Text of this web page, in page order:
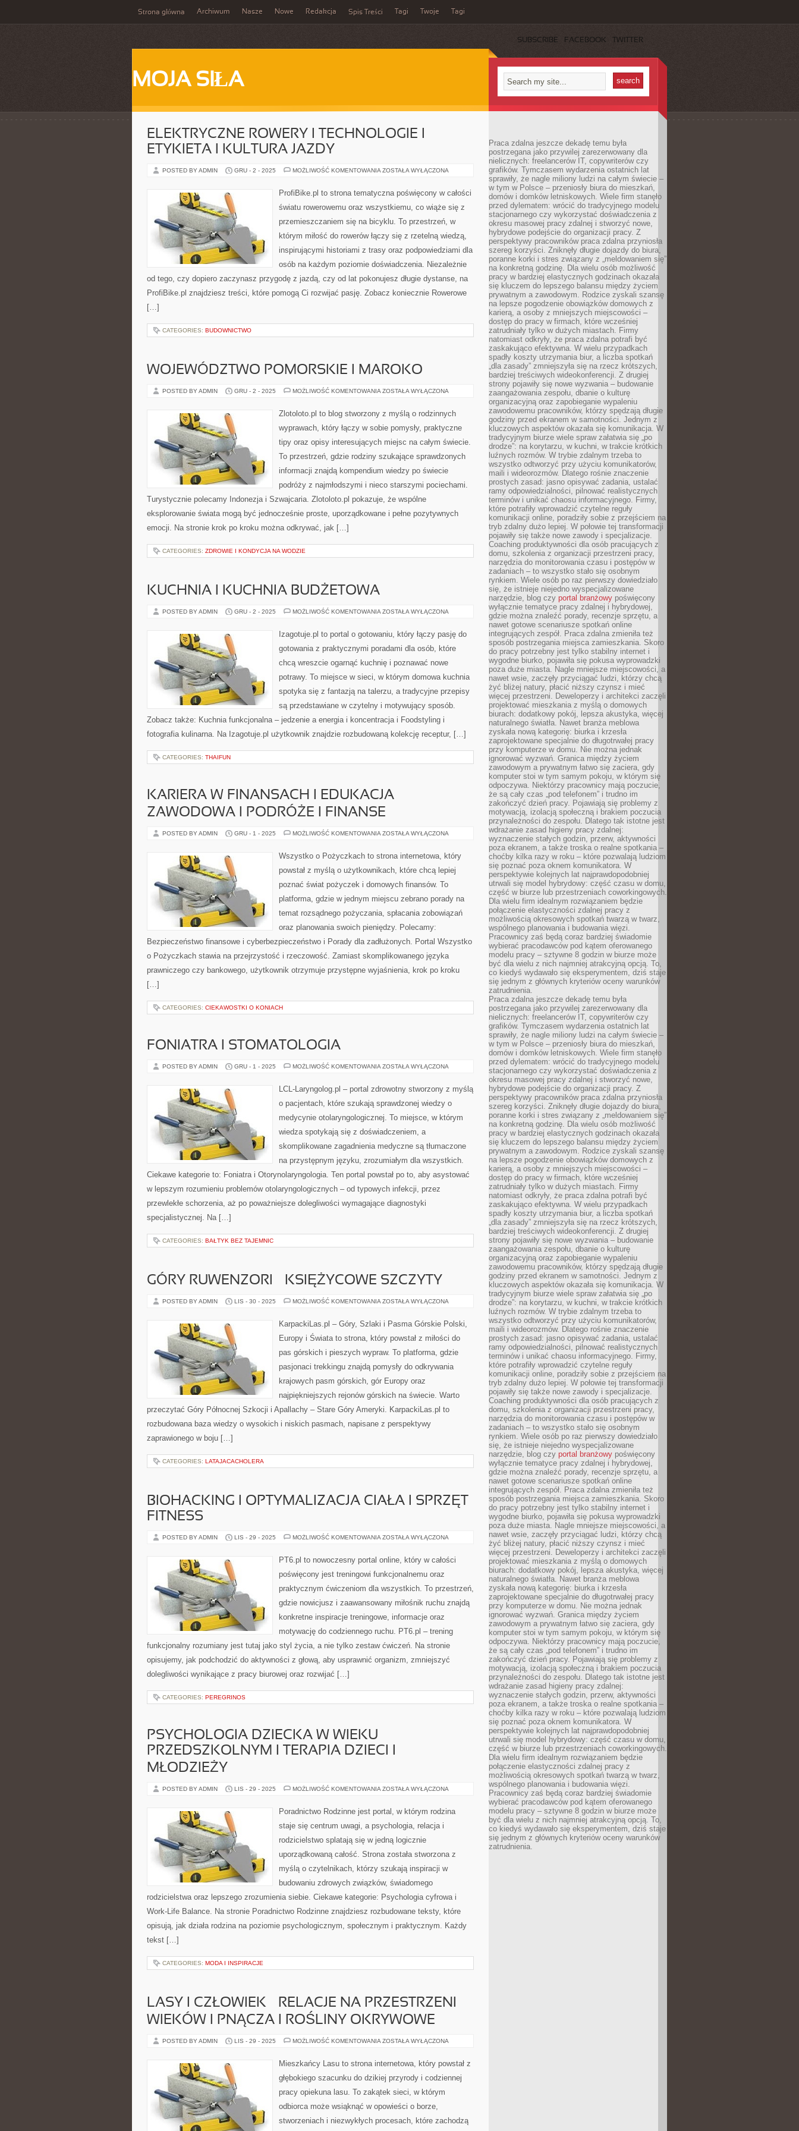
Strona główna Archiwum Nasze Nowe Redakcja Spis Treści Tagi Twoje Tagi
SUBSCRIBE FACEBOOK TWITTER
MOJA SIŁA
ELEKTRYCZNE ROWERY I TECHNOLOGIE I
ETYKIETA I KULTURA JAZDY
POSTED BY ADMIN GRU - 2 - 2025 MOŻLIWOŚĆ KOMENTOWANIA ELEKTRYCZNE
TECHNOLOGIE
I
I
JAZDY
ZOSTAŁA WYŁĄCZONA
ProfiBike.pl to strona tematyczna poświęcony w całości
światu rowerowemu oraz wszystkiemu, co wiąże się z
przemieszczaniem się na bicyklu. To przestrzeń, w
którym miłość do rowerów łączy się z rzetelną wiedzą,
inspirującymi historiami z trasy oraz podpowiedziami dla
osób na każdym poziomie doświadczenia. Niezależnie
od tego, czy dopiero zaczynasz przygodę z jazdą, czy od lat pokonujesz długie dystanse, na
ProfiBike.pl znajdziesz treści, które pomogą Ci rozwijać pasję. Zobacz koniecznie Rowerowe
[…]
CATEGORIES: BUDOWNICTWO
WOJEWÓDZTWO POMORSKIE I MAROKO
POSTED BY ADMIN GRU - 2 - 2025 MOŻLIWOŚĆ KOMENTOWANIA WOJEWÓDZTWO
MAROKO
ZOSTAŁA WYŁĄCZONA
Zlotoloto.pl to blog stworzony z myślą o rodzinnych
wyprawach, który łączy w sobie pomysły, praktyczne
tipy oraz opisy interesujących miejsc na całym świecie.
To przestrzeń, gdzie rodziny szukające sprawdzonych
informacji znajdą kompendium wiedzy po świecie
podróży z najmłodszymi i nieco starszymi pociechami.
Turystycznie polecamy Indonezja i Szwajcaria. Zlotoloto.pl pokazuje, że wspólne
eksplorowanie świata mogą być jednocześnie proste, uporządkowane i pełne pozytywnych
emocji. Na stronie krok po kroku można odkrywać, jak […]
CATEGORIES: ZDROWIE I KONDYCJA NA WODZIE
KUCHNIA I KUCHNIA BUDŻETOWA
POSTED BY ADMIN GRU - 2 - 2025 MOŻLIWOŚĆ KOMENTOWANIA KUCHNIA
BUDŻETOWA
ZOSTAŁA WYŁĄCZONA
Izagotuje.pl to portal o gotowaniu, który łączy pasję do
gotowania z praktycznymi poradami dla osób, które
chcą wreszcie ogarnąć kuchnię i poznawać nowe
potrawy. To miejsce w sieci, w którym domowa kuchnia
spotyka się z fantazją na talerzu, a tradycyjne przepisy
są przedstawiane w czytelny i motywujący sposób.
Zobacz także: Kuchnia funkcjonalna – jedzenie a energia i koncentracja i Foodstyling i
fotografia kulinarna. Na Izagotuje.pl użytkownik znajdzie rozbudowaną kolekcję receptur, […]
CATEGORIES: THAIFUN
KARIERA W FINANSACH I EDUKACJA
ZAWODOWA I PODRÓŻE I FINANSE
POSTED BY ADMIN GRU - 1 - 2025 MOŻLIWOŚĆ KOMENTOWANIA KARIERA
I
EDUKACJA
I
I
ZOSTAŁA WYŁĄCZONA
Wszystko o Pożyczkach to strona internetowa, który
powstał z myślą o użytkownikach, które chcą lepiej
poznać świat pożyczek i domowych finansów. To
platforma, gdzie w jednym miejscu zebrano porady na
temat rozsądnego pożyczania, spłacania zobowiązań
oraz planowania swoich pieniędzy. Polecamy:
Bezpieczeństwo finansowe i cyberbezpieczeństwo i Porady dla zadłużonych. Portal Wszystko
o Pożyczkach stawia na przejrzystość i rzeczowość. Zamiast skomplikowanego języka
prawniczego czy bankowego, użytkownik otrzymuje przystępne wyjaśnienia, krok po kroku
[…]
CATEGORIES: CIEKAWOSTKI O KONIACH
FONIATRA I STOMATOLOGIA
POSTED BY ADMIN GRU - 1 - 2025 MOŻLIWOŚĆ KOMENTOWANIA FONIATRA
ZOSTAŁA WYŁĄCZONA
LCL-Laryngolog.pl – portal zdrowotny stworzony z myślą
o pacjentach, które szukają sprawdzonej wiedzy o
medycynie otolaryngologicznej. To miejsce, w którym
wiedza spotykają się z doświadczeniem, a
skomplikowane zagadnienia medyczne są tłumaczone
na przystępnym języku, zrozumiałym dla wszystkich.
Ciekawe kategorie to: Foniatra i Otorynolaryngologia. Ten portal powstał po to, aby asystować
w lepszym rozumieniu problemów otolaryngologicznych – od typowych infekcji, przez
przewlekłe schorzenia, aż po poważniejsze dolegliwości wymagające diagnostyki
specjalistycznej. Na […]
CATEGORIES: BAŁTYK BEZ TAJEMNIC
GÓRY RUWENZORI – KSIĘŻYCOWE SZCZYTY
POSTED BY ADMIN LIS - 30 - 2025 MOŻLIWOŚĆ KOMENTOWANIA GÓRY
KSIĘŻYCOWE
SZCZYTY
ZOSTAŁA WYŁĄCZONA
KarpackiLas.pl – Góry, Szlaki i Pasma Górskie Polski,
Europy i Świata to strona, który powstał z miłości do
pas górskich i pieszych wypraw. To platforma, gdzie
pasjonaci trekkingu znajdą pomysły do odkrywania
krajowych pasm górskich, gór Europy oraz
najpiękniejszych rejonów górskich na świecie. Warto
przeczytać Góry Północnej Szkocji i Apallachy – Stare Góry Ameryki. KarpackiLas.pl to
rozbudowana baza wiedzy o wysokich i niskich pasmach, napisane z perspektywy
zaprawionego w boju […]
CATEGORIES: LATAJACACHOLERA
BIOHACKING I OPTYMALIZACJA CIAŁA I SPRZĘT
FITNESS
POSTED BY ADMIN LIS - 29 - 2025 MOŻLIWOŚĆ KOMENTOWANIA BIOHACKING
CIAŁA
I
FITNESS
ZOSTAŁA WYŁĄCZONA
PT6.pl to nowoczesny portal online, który w całości
poświęcony jest treningowi funkcjonalnemu oraz
praktycznym ćwiczeniom dla wszystkich. To przestrzeń,
gdzie nowicjusz i zaawansowany miłośnik ruchu znajdą
konkretne inspiracje treningowe, informacje oraz
motywację do codziennego ruchu. PT6.pl – trening
funkcjonalny rozumiany jest tutaj jako styl życia, a nie tylko zestaw ćwiczeń. Na stronie
opisujemy, jak podchodzić do aktywności z głową, aby usprawnić organizm, zmniejszyć
dolegliwości wynikające z pracy biurowej oraz rozwijać […]
CATEGORIES: PEREGRINOS
PSYCHOLOGIA DZIECKA W WIEKU
PRZEDSZKOLNYM I TERAPIA DZIECI I
MŁODZIEŻY
POSTED BY ADMIN LIS - 29 - 2025 MOŻLIWOŚĆ KOMENTOWANIA PSYCHOLOGIA
WIEKU
PRZEDSZKOLNYM
TERAPIA
I
ZOSTAŁA WYŁĄCZONA
Poradnictwo Rodzinne jest portal, w którym rodzina
staje się centrum uwagi, a psychologia, relacja i
rodzicielstwo splatają się w jedną logicznie
uporządkowaną całość. Strona została stworzona z
myślą o czytelnikach, którzy szukają inspiracji w
budowaniu zdrowych związków, świadomego
rodzicielstwa oraz lepszego zrozumienia siebie. Ciekawe kategorie: Psychologia cyfrowa i
Work-Life Balance. Na stronie Poradnictwo Rodzinne znajdziesz rozbudowane teksty, które
opisują, jak działa rodzina na poziomie psychologicznym, społecznym i praktycznym. Każdy
tekst […]
CATEGORIES: MODA I INSPIRACJE
LASY I CZŁOWIEK – RELACJE NA PRZESTRZENI
WIEKÓW I PNĄCZA I ROŚLINY OKRYWOWE
POSTED BY ADMIN LIS - 29 - 2025 MOŻLIWOŚĆ KOMENTOWANIA LASY
–
RELACJE
PRZESTRZENI
I
I
OKRYWOWE
ZOSTAŁA WYŁĄCZONA
Mieszkańcy Lasu to strona internetowa, który powstał z
głębokiego szacunku do dzikiej przyrody i codziennej
pracy opiekuna lasu. To zakątek sieci, w którym
odbiorca może wsiąknąć w opowieści o borze,
stworzeniach i niezwykłych procesach, które zachodzą
Praca zdalna jeszcze dekadę temu była
postrzegana jako przywilej zarezerwowany dla
nielicznych: freelancerów IT, copywriterów czy
grafików. Tymczasem wydarzenia ostatnich lat
sprawiły, że nagle miliony ludzi na całym świecie –
w tym w Polsce – przeniosły biura do mieszkań,
domów i domków letniskowych. Wiele firm stanęło
przed dylematem: wrócić do tradycyjnego modelu
stacjonarnego czy wykorzystać doświadczenia z
okresu masowej pracy zdalnej i stworzyć nowe,
hybrydowe podejście do organizacji pracy. Z
perspektywy pracowników praca zdalna przyniosła
szereg korzyści. Zniknęły długie dojazdy do biura,
poranne korki i stres związany z „meldowaniem się”
na konkretną godzinę. Dla wielu osób możliwość
pracy w bardziej elastycznych godzinach okazała
się kluczem do lepszego balansu między życiem
prywatnym a zawodowym. Rodzice zyskali szansę
na lepsze pogodzenie obowiązków domowych z
karierą, a osoby z mniejszych miejscowości –
dostęp do pracy w firmach, które wcześniej
zatrudniały tylko w dużych miastach. Firmy
natomiast odkryły, że praca zdalna potrafi być
zaskakująco efektywna. W wielu przypadkach
spadły koszty utrzymania biur, a liczba spotkań
„dla zasady” zmniejszyła się na rzecz krótszych,
bardziej treściwych wideokonferencji. Z drugiej
strony pojawiły się nowe wyzwania – budowanie
zaangażowania zespołu, dbanie o kulturę
organizacyjną oraz zapobieganie wypaleniu
zawodowemu pracowników, którzy spędzają długie
godziny przed ekranem w samotności. Jednym z
kluczowych aspektów okazała się komunikacja. W
tradycyjnym biurze wiele spraw załatwia się „po
drodze”: na korytarzu, w kuchni, w trakcie krótkich
luźnych rozmów. W trybie zdalnym trzeba to
wszystko odtworzyć przy użyciu komunikatorów,
maili i wideorozmów. Dlatego rośnie znaczenie
prostych zasad: jasno opisywać zadania, ustalać
ramy odpowiedzialności, pilnować realistycznych
terminów i unikać chaosu informacyjnego. Firmy,
które potrafiły wprowadzić czytelne reguły
komunikacji online, poradziły sobie z przejściem na
tryb zdalny dużo lepiej. W połowie tej transformacji
pojawiły się także nowe zawody i specjalizacje.
Coaching produktywności dla osób pracujących z
domu, szkolenia z organizacji przestrzeni pracy,
narzędzia do monitorowania czasu i postępów w
zadaniach – to wszystko stało się osobnym
rynkiem. Wiele osób po raz pierwszy dowiedziało
się, że istnieje niejedno wyspecjalizowane
narzędzie, blog czy portal branżowy poświęcony
wyłącznie tematyce pracy zdalnej i hybrydowej,
gdzie można znaleźć porady, recenzje sprzętu, a
nawet gotowe scenariusze spotkań online
integrujących zespół. Praca zdalna zmieniła też
sposób postrzegania miejsca zamieszkania. Skoro
do pracy potrzebny jest tylko stabilny internet i
wygodne biurko, pojawiła się pokusa wyprowadzki
poza duże miasta. Nagle mniejsze miejscowości, a
nawet wsie, zaczęły przyciągać ludzi, którzy chcą
żyć bliżej natury, płacić niższy czynsz i mieć
więcej przestrzeni. Deweloperzy i architekci zaczęli
projektować mieszkania z myślą o domowych
biurach: dodatkowy pokój, lepsza akustyka, więcej
naturalnego światła. Nawet branża meblowa
zyskała nową kategorię: biurka i krzesła
zaprojektowane specjalnie do długotrwałej pracy
przy komputerze w domu. Nie można jednak
ignorować wyzwań. Granica między życiem
zawodowym a prywatnym łatwo się zaciera, gdy
komputer stoi w tym samym pokoju, w którym się
odpoczywa. Niektórzy pracownicy mają poczucie,
że są cały czas „pod telefonem” i trudno im
zakończyć dzień pracy. Pojawiają się problemy z
motywacją, izolacją społeczną i brakiem poczucia
przynależności do zespołu. Dlatego tak istotne jest
wdrażanie zasad higieny pracy zdalnej:
wyznaczenie stałych godzin, przerw, aktywności
poza ekranem, a także troska o realne spotkania –
choćby kilka razy w roku – które pozwalają ludziom
się poznać poza oknem komunikatora. W
perspektywie kolejnych lat najprawdopodobniej
utrwali się model hybrydowy: część czasu w domu,
część w biurze lub przestrzeniach coworkingowych.
Dla wielu firm idealnym rozwiązaniem będzie
połączenie elastyczności zdalnej pracy z
możliwością okresowych spotkań twarzą w twarz,
wspólnego planowania i budowania więzi.
Pracownicy zaś będą coraz bardziej świadomie
wybierać pracodawców pod kątem oferowanego
modelu pracy – sztywne 8 godzin w biurze może
być dla wielu z nich najmniej atrakcyjną opcją. To,
co kiedyś wydawało się eksperymentem, dziś staje
się jednym z głównych kryteriów oceny warunków
zatrudnienia.
Praca zdalna jeszcze dekadę temu była
postrzegana jako przywilej zarezerwowany dla
nielicznych: freelancerów IT, copywriterów czy
grafików. Tymczasem wydarzenia ostatnich lat
sprawiły, że nagle miliony ludzi na całym świecie –
w tym w Polsce – przeniosły biura do mieszkań,
domów i domków letniskowych. Wiele firm stanęło
przed dylematem: wrócić do tradycyjnego modelu
stacjonarnego czy wykorzystać doświadczenia z
okresu masowej pracy zdalnej i stworzyć nowe,
hybrydowe podejście do organizacji pracy. Z
perspektywy pracowników praca zdalna przyniosła
szereg korzyści. Zniknęły długie dojazdy do biura,
poranne korki i stres związany z „meldowaniem się”
na konkretną godzinę. Dla wielu osób możliwość
pracy w bardziej elastycznych godzinach okazała
się kluczem do lepszego balansu między życiem
prywatnym a zawodowym. Rodzice zyskali szansę
na lepsze pogodzenie obowiązków domowych z
karierą, a osoby z mniejszych miejscowości –
dostęp do pracy w firmach, które wcześniej
zatrudniały tylko w dużych miastach. Firmy
natomiast odkryły, że praca zdalna potrafi być
zaskakująco efektywna. W wielu przypadkach
spadły koszty utrzymania biur, a liczba spotkań
„dla zasady” zmniejszyła się na rzecz krótszych,
bardziej treściwych wideokonferencji. Z drugiej
strony pojawiły się nowe wyzwania – budowanie
zaangażowania zespołu, dbanie o kulturę
organizacyjną oraz zapobieganie wypaleniu
zawodowemu pracowników, którzy spędzają długie
godziny przed ekranem w samotności. Jednym z
kluczowych aspektów okazała się komunikacja. W
tradycyjnym biurze wiele spraw załatwia się „po
drodze”: na korytarzu, w kuchni, w trakcie krótkich
luźnych rozmów. W trybie zdalnym trzeba to
wszystko odtworzyć przy użyciu komunikatorów,
maili i wideorozmów. Dlatego rośnie znaczenie
prostych zasad: jasno opisywać zadania, ustalać
ramy odpowiedzialności, pilnować realistycznych
terminów i unikać chaosu informacyjnego. Firmy,
które potrafiły wprowadzić czytelne reguły
komunikacji online, poradziły sobie z przejściem na
tryb zdalny dużo lepiej. W połowie tej transformacji
pojawiły się także nowe zawody i specjalizacje.
Coaching produktywności dla osób pracujących z
domu, szkolenia z organizacji przestrzeni pracy,
narzędzia do monitorowania czasu i postępów w
zadaniach – to wszystko stało się osobnym
rynkiem. Wiele osób po raz pierwszy dowiedziało
się, że istnieje niejedno wyspecjalizowane
narzędzie, blog czy portal branżowy poświęcony
wyłącznie tematyce pracy zdalnej i hybrydowej,
gdzie można znaleźć porady, recenzje sprzętu, a
nawet gotowe scenariusze spotkań online
integrujących zespół. Praca zdalna zmieniła też
sposób postrzegania miejsca zamieszkania. Skoro
do pracy potrzebny jest tylko stabilny internet i
wygodne biurko, pojawiła się pokusa wyprowadzki
poza duże miasta. Nagle mniejsze miejscowości, a
nawet wsie, zaczęły przyciągać ludzi, którzy chcą
żyć bliżej natury, płacić niższy czynsz i mieć
więcej przestrzeni. Deweloperzy i architekci zaczęli
projektować mieszkania z myślą o domowych
biurach: dodatkowy pokój, lepsza akustyka, więcej
naturalnego światła. Nawet branża meblowa
zyskała nową kategorię: biurka i krzesła
zaprojektowane specjalnie do długotrwałej pracy
przy komputerze w domu. Nie można jednak
ignorować wyzwań. Granica między życiem
zawodowym a prywatnym łatwo się zaciera, gdy
komputer stoi w tym samym pokoju, w którym się
odpoczywa. Niektórzy pracownicy mają poczucie,
że są cały czas „pod telefonem” i trudno im
zakończyć dzień pracy. Pojawiają się problemy z
motywacją, izolacją społeczną i brakiem poczucia
przynależności do zespołu. Dlatego tak istotne jest
wdrażanie zasad higieny pracy zdalnej:
wyznaczenie stałych godzin, przerw, aktywności
poza ekranem, a także troska o realne spotkania –
choćby kilka razy w roku – które pozwalają ludziom
się poznać poza oknem komunikatora. W
perspektywie kolejnych lat najprawdopodobniej
utrwali się model hybrydowy: część czasu w domu,
część w biurze lub przestrzeniach coworkingowych.
Dla wielu firm idealnym rozwiązaniem będzie
połączenie elastyczności zdalnej pracy z
możliwością okresowych spotkań twarzą w twarz,
wspólnego planowania i budowania więzi.
Pracownicy zaś będą coraz bardziej świadomie
wybierać pracodawców pod kątem oferowanego
modelu pracy – sztywne 8 godzin w biurze może
być dla wielu z nich najmniej atrakcyjną opcją. To,
co kiedyś wydawało się eksperymentem, dziś staje
się jednym z głównych kryteriów oceny warunków
zatrudnienia.